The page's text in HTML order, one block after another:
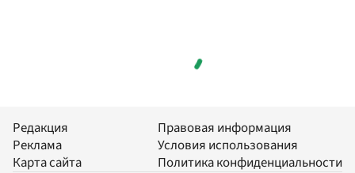
Редакция
Реклама
Карта сайта
Правовая информация
Условия использования
Политика конфиденциальности